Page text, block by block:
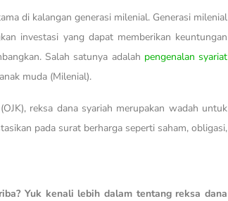
di kalangan generasi milenial. Generasi milenial
investasi yang dapat memberikan keuntungan
Salah satunya adalah pengenalan syariat
muda (Milenial).
reksa dana syariah merupakan wadah untuk
pada surat berharga seperti saham, obligasi,
Yuk kenali lebih dalam tentang reksa dana